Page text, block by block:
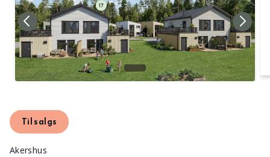
Til salgs
Akershus